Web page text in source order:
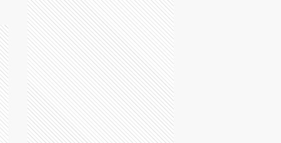
Juan José Amondarain
Héctor Luis Vitale
Rodolfo Marcelo Di
Pascuale